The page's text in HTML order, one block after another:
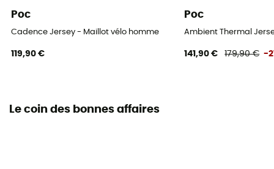
Poc
Cadence Jersey - Maillot vélo homme
119,90 €
Poc
Ambient Thermal
141,90 € 179,90 € -
Le coin des bonnes affaires